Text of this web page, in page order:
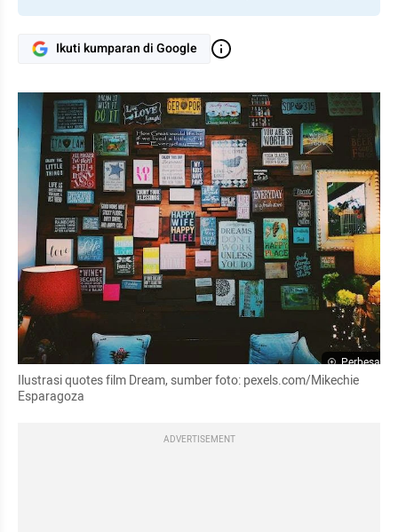
Ikuti kumparan di Google
Perbesar
Ilustrasi quotes film Dream, sumber foto: pexels.com/Mikechie
Esparagoza
ADVERTISEMENT